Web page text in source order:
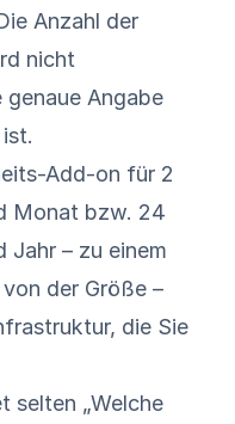
Anzahl der
nicht
Angabe
Add-on für 2
Monat bzw. 24
Jahr – zu einem
der Größe –
die Sie
selten „Welche